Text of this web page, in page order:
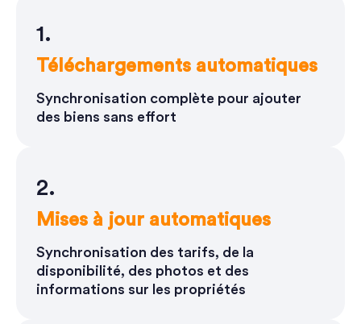
1.
Téléchargements automatiques
Synchronisation complète pour ajouter
des biens sans effort
2.
Mises à jour automatiques
Synchronisation des tarifs, de la
disponibilité, des photos et des
informations sur les propriétés